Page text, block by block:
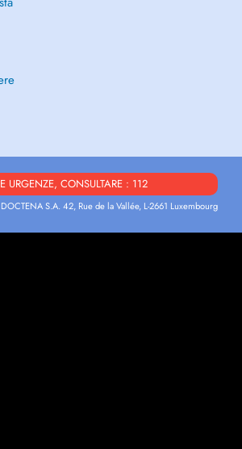
URGENZE, CONSULTARE : 112
S.A. 42, Rue de la Vallée, L-2661 Luxembourg